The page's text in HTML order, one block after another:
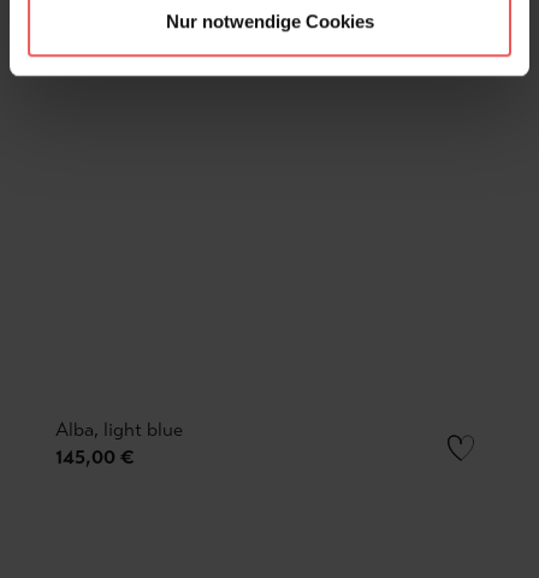
Nur notwendige Cookies
Alba, light blue
145,00 €